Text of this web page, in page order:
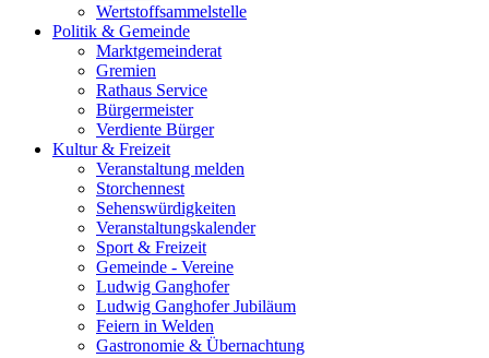
Wertstoffsammelstelle
Politik & Gemeinde
Marktgemeinderat
Gremien
Rathaus Service
Bürgermeister
Verdiente Bürger
Kultur & Freizeit
Veranstaltung melden
Storchennest
Sehenswürdigkeiten
Veranstaltungskalender
Sport & Freizeit
Gemeinde - Vereine
Ludwig Ganghofer
Ludwig Ganghofer Jubiläum
Feiern in Welden
Gastronomie & Übernachtung